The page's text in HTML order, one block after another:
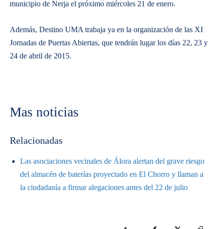
municipio de Nerja el próximo miércoles 21 de enero.
Además, Destino UMA trabaja ya en la organización de las XI
Jornadas de Puertas Abiertas, que tendrán lugar los días 22, 23 y
24 de abril de 2015.
Mas noticias
Relacionadas
Las asociaciones vecinales de Álora alertan del grave riesgo
del almacén de baterías proyectado en El Chorro y llaman a
la ciudadanía a firmar alegaciones antes del 22 de julio